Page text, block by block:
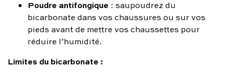
Poudre antifongique : saupoudrez du
bicarbonate dans vos chaussures ou sur vos
pieds avant de mettre vos chaussettes pour
réduire l’humidité.
Limites du bicarbonate :